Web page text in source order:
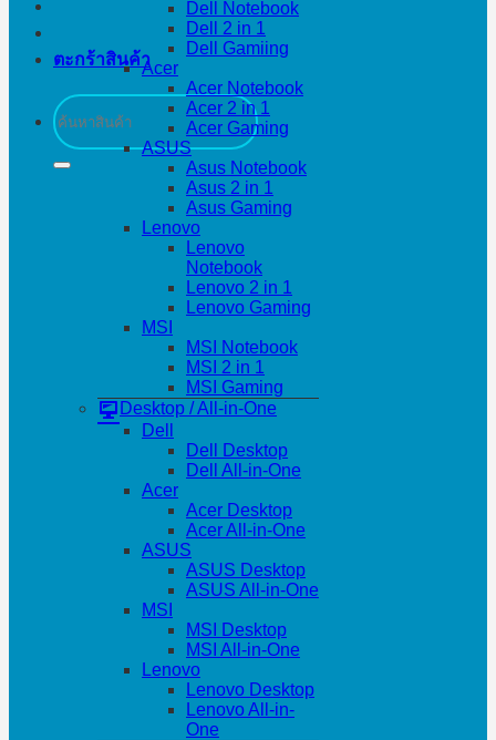
ตะกร้าสินค้า
ค้นหา:
Dell Notebook
Dell 2 in 1
Dell Gamiing
Acer
Acer Notebook
Acer 2 in 1
Acer Gaming
ASUS
Asus Notebook
Asus 2 in 1
Asus Gaming
Lenovo
Lenovo
Notebook
Lenovo 2 in 1
Lenovo Gaming
MSI
MSI Notebook
MSI 2 in 1
MSI Gaming
Desktop / All-in-One
Dell
Dell Desktop
Dell All-in-One
Acer
Acer Desktop
Acer All-in-One
ASUS
ASUS Desktop
ASUS All-in-One
MSI
MSI Desktop
MSI All-in-One
Lenovo
Lenovo Desktop
Lenovo All-in-
One